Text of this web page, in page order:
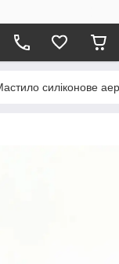
силіконове